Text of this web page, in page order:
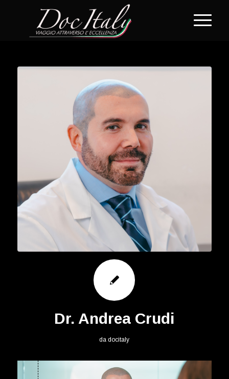
Dr. Andrea Crudi
dadocitaly